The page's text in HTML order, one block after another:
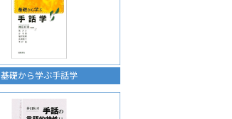
基礎から学ぶ手話学